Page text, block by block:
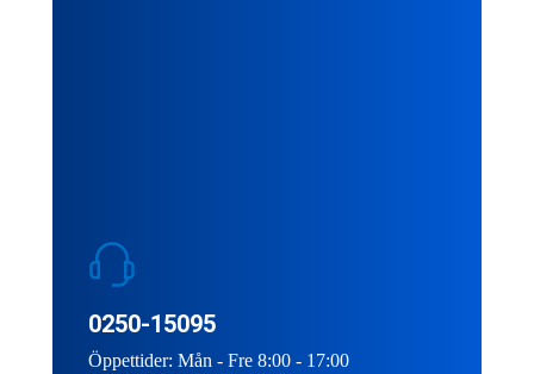
0250-15095
Öppettider: Mån - Fre 8:00 - 17:00